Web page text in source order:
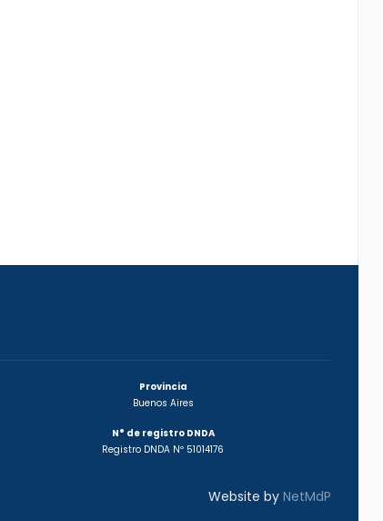
Provincia
Buenos Aires
N° de registro DNDA
Registro DNDA Nº 51014176
Website byNetMdP